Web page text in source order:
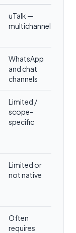
uTalk —
multichannel
WhatsApp
and chat
channels
Limited /
scope-
specific
Limited or
not native
Often
requires